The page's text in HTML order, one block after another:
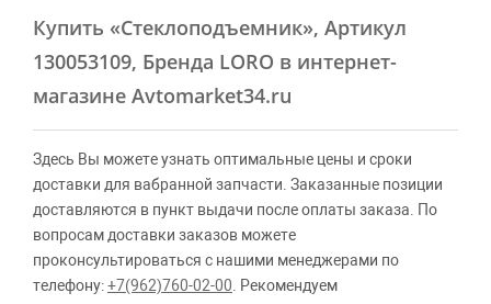
Купить «Стеклоподъемник», Артикул
130053109, Бренда LORO в интернет-
магазине Avtomarket34.ru
Здесь Вы можете узнать оптимальные цены и сроки
доставки для вабранной запчасти. Заказанные позиции
доставляются в пункт выдачи после оплаты заказа. По
вопросам доставки заказов можете
проконсультироваться с нашими менеджерами по
телефону:+7(962)760-02-00 . Рекомендуем